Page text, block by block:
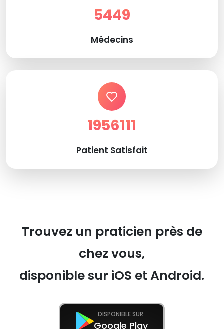
5449
Médecins
1956111
Patient Satisfait
Trouvez un praticien près de
chez vous,
disponible sur iOS et Android.
DISPONIBLE SUR
Google Play